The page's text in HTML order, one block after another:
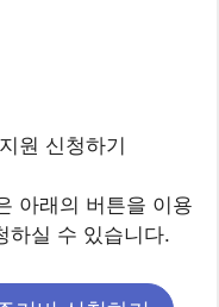
원 신청하기
아래의 버튼을 이용
하실 수 있습니다.